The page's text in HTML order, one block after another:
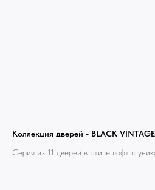
Коллекция дверей - BLACK
Серия из 11 дверей в стиле лофт с